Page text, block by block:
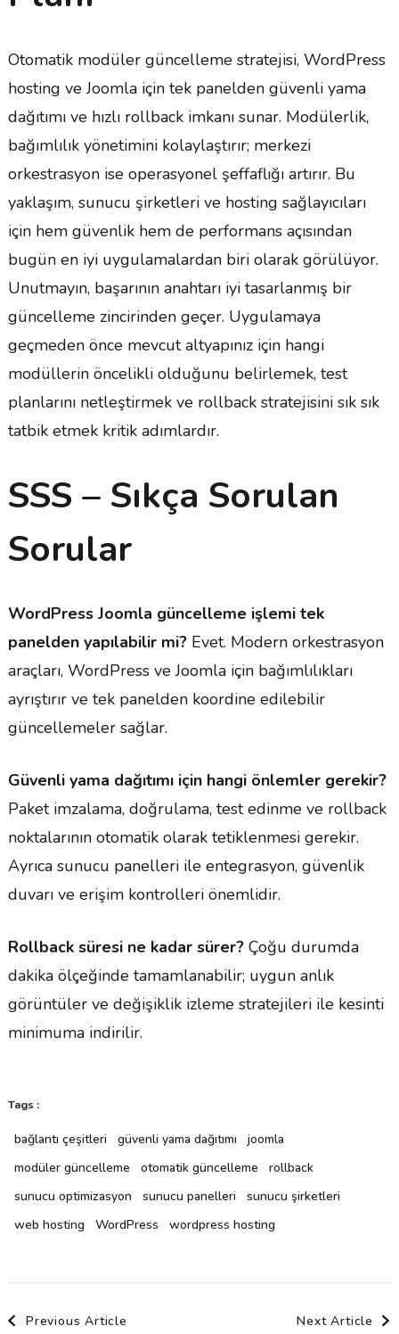
Otomatik modüler güncelleme stratejisi, WordPress
hosting ve Joomla için tek panelden güvenli yama
dağıtımı ve hızlı rollback imkanı sunar. Modülerlik,
bağımlılık yönetimini kolaylaştırır; merkezi
orkestrasyon ise operasyonel şeffaflığı artırır. Bu
yaklaşım, sunucu şirketleri ve hosting sağlayıcıları
için hem güvenlik hem de performans açısından
bugün en iyi uygulamalardan biri olarak görülüyor.
Unutmayın, başarının anahtarı iyi tasarlanmış bir
güncelleme zincirinden geçer. Uygulamaya
geçmeden önce mevcut altyapınız için hangi
modüllerin öncelikli olduğunu belirlemek, test
planlarını netleştirmek ve rollback stratejisini sık sık
tatbik etmek kritik adımlardır.
SSS – Sıkça Sorulan
Sorular
WordPress Joomla güncelleme işlemi tek
panelden yapılabilir mi?Evet. Modern orkestrasyon
araçları, WordPress ve Joomla için bağımlılıkları
ayrıştırır ve tek panelden koordine edilebilir
güncellemeler sağlar.
Güvenli yama dağıtımı için hangi önlemler gerekir?
Paket imzalama, doğrulama, test edinme ve rollback
noktalarının otomatik olarak tetiklenmesi gerekir.
Ayrıca sunucu panelleri ile entegrasyon, güvenlik
duvarı ve erişim kontrolleri önemlidir.
Rollback süresi ne kadar sürer?Çoğu durumda
dakika ölçeğinde tamamlanabilir; uygun anlık
görüntüler ve değişiklik izleme stratejileri ile kesinti
minimuma indirilir.
Tags :
bağlantı çeşitleri güvenli yama dağıtımı
joomla
modüler güncelleme
otomatik güncelleme
rollback
sunucu optimizasyon
sunucu panelleri
sunucu şirketleri
web hosting
WordPress wordpress hosting
Post
Previous Article Next Article